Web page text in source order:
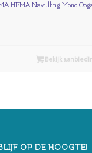
HEMA Navulling Mono
Bekijk
OP DE HOOGTE!